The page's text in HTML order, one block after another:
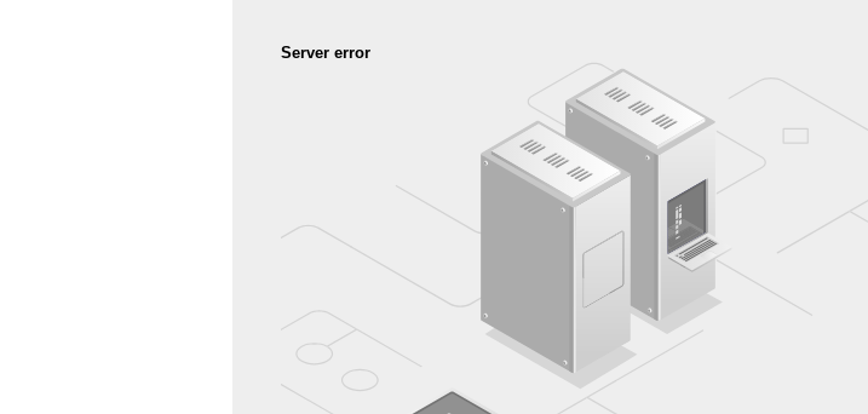
Server error